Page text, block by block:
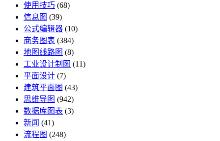
使用技巧 (68)
信息图 (39)
公式编辑器 (10)
商务图表 (384)
地图线路图 (8)
工业设计制图 (11)
平面设计 (7)
建筑平面图 (43)
思维导图 (942)
数据库图表 (3)
新闻 (41)
流程图 (248)